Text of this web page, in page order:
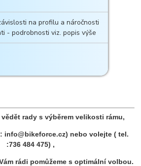
na profilu a náročnosti
- podrobnosti viz. popis výše
rady s výběrem velikosti rámu,
info@bikeforce.cz) nebo volejte ( tel.
:736 484 475) ,
rádi pomůžeme s optimální volbou.